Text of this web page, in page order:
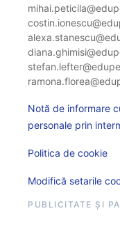
Notă de informare
personale prin
Politica de cookie
Modifică setarile
PUBLICITATE ȘI